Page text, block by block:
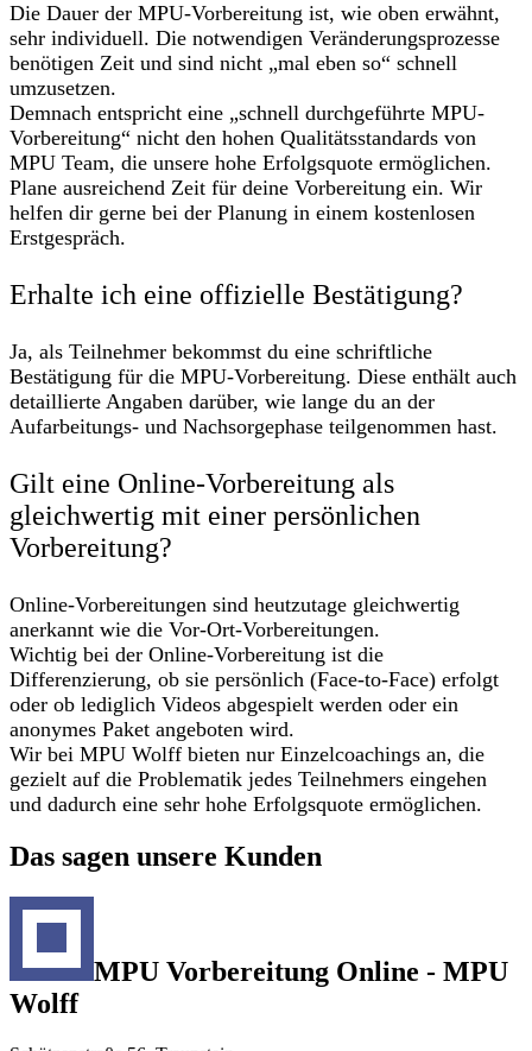
Die Dauer der MPU-Vorbereitung ist, wie oben erwähnt,
sehr individuell. Die notwendigen Veränderungsprozesse
benötigen Zeit und sind nicht „mal eben so“ schnell
umzusetzen.
Demnach entspricht eine „schnell durchgeführte MPU-
Vorbereitung“ nicht den hohen Qualitätsstandards von
MPU Team, die unsere hohe Erfolgsquote ermöglichen.
Plane ausreichend Zeit für deine Vorbereitung ein. Wir
helfen dir gerne bei der Planung in einem kostenlosen
Erstgespräch.
Erhalte ich eine offizielle Bestätigung?
Ja, als Teilnehmer bekommst du eine schriftliche
Bestätigung für die MPU-Vorbereitung. Diese enthält auch
detaillierte Angaben darüber, wie lange du an der
Aufarbeitungs- und Nachsorgephase teilgenommen hast.
Gilt eine Online-Vorbereitung als
gleichwertig mit einer persönlichen
Vorbereitung?
Online-Vorbereitungen sind heutzutage gleichwertig
anerkannt wie die Vor-Ort-Vorbereitungen.
Wichtig bei der Online-Vorbereitung ist die
Differenzierung, ob sie persönlich (Face-to-Face) erfolgt
oder ob lediglich Videos abgespielt werden oder ein
anonymes Paket angeboten wird.
Wir bei MPU Wolff bieten nur Einzelcoachings an, die
gezielt auf die Problematik jedes Teilnehmers eingehen
und dadurch eine sehr hohe Erfolgsquote ermöglichen.
Das sagen unsere Kunden
MPU Vorbereitung Online - MPU
Wolff